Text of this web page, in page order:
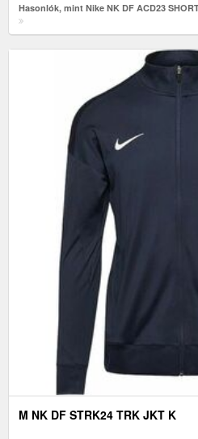
Hasonlók, mint Nike NK DF ACD23
M NK DF STRK24 TRK JKT K